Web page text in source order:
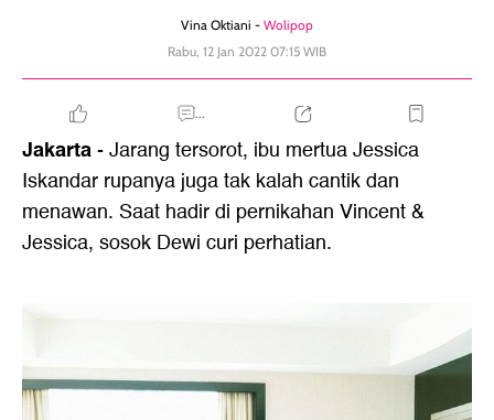
Vina Oktiani - Wolipop
Rabu, 12 Jan 2022 07:15 WIB
...
Jakarta- Jarang tersorot, ibu mertua Jessica
Iskandar rupanya juga tak kalah cantik dan
menawan. Saat hadir di pernikahan Vincent &
Jessica, sosok Dewi curi perhatian.